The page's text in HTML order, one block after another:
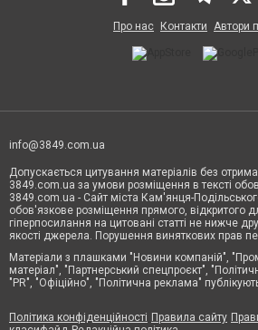
Про нас Контакти Автори
info@3849.com.ua
Допускається цитування матеріалів без
3849.com.ua за умови розміщення в тексті
3849.com.ua - Сайт міста Кам'янця-
обов'язкове розміщення прямого, відкритого
гіперпосилання на цитовані статті не нижче
якості джерела. Порушення виняткових прав
Матеріали з плашками "Новини компаній",
матеріал", "Партнерський спецпроєкт",
"PR", "Офіційно", "Політична реклама"
Політика конфіденційності Правила сайту